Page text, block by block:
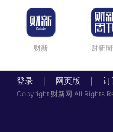
财新 财新
登录 网页版 订
Copyright 财新网 All Rights